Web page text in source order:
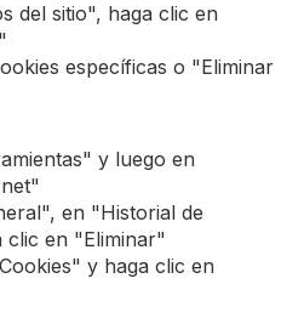
del sitio", haga clic en
específicas o "Eliminar
y luego en
en "Historial de
en "Eliminar"
y haga clic en